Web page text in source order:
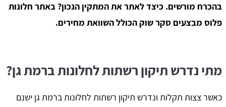
בהכרח מורשים. כיצד לאתר את המתקין הנכון? באתר חלונות
פלוס מבצעים סקר שוק הכולל השוואת מחירים.
מתי נדרש תיקון רשתות לחלונות ברמת גן?
כאשר צצות תקלות ונדרש תיקון רשתות לחלונות ברמת גן ישנם